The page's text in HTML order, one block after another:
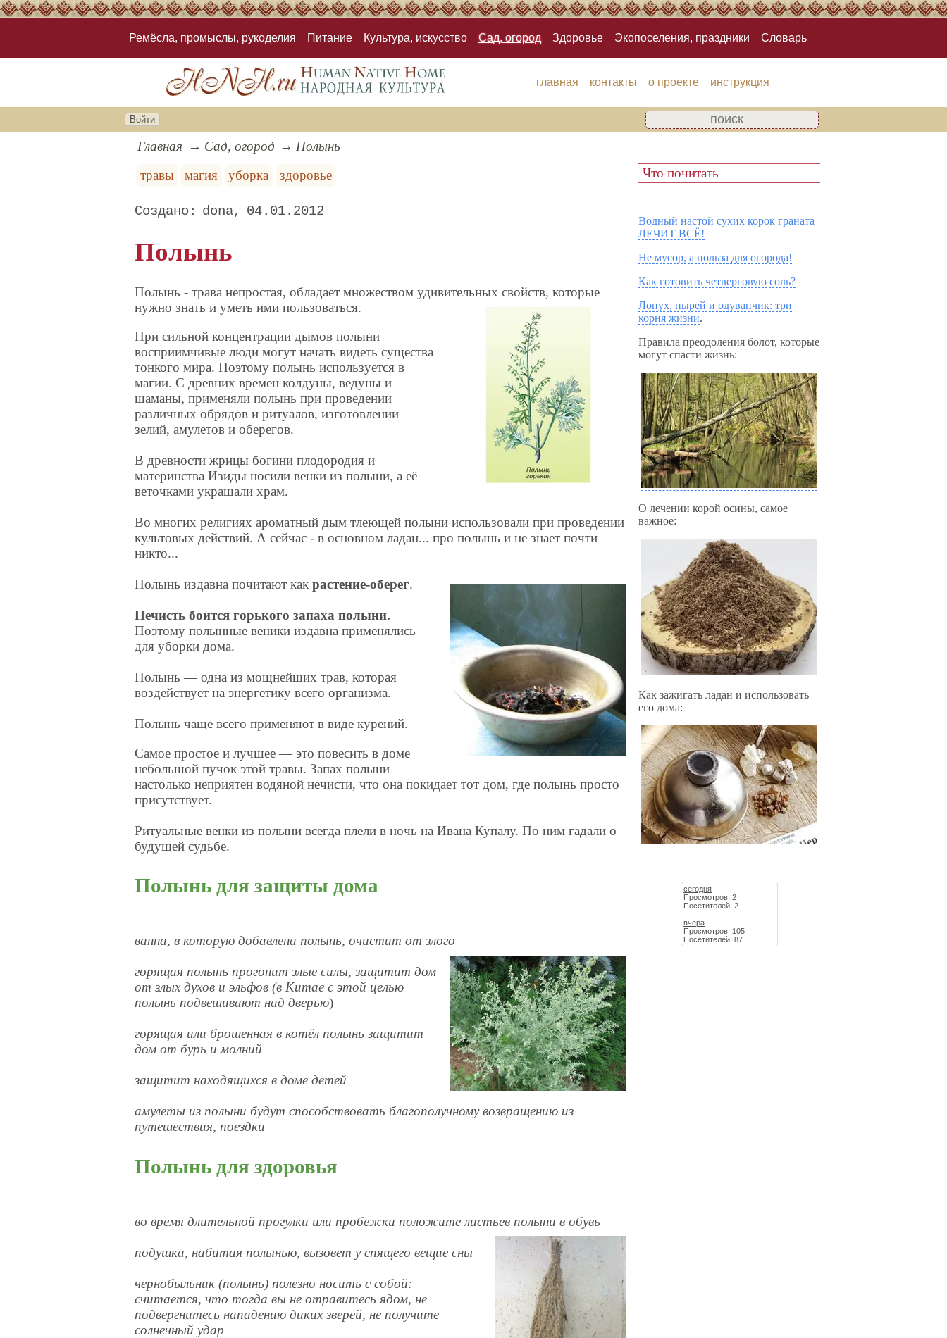
Ремёсла, промыслы, рукоделия Питание Культура, искусство Сад, огород Здоровье Экопоселения, праздники Словарь
главная контакты о проекте инструкция
Войти
Главная Сад, огород
Полынь
травы
магия уборка здоровье
dona 04.01.2012
Полынь
Полынь - трава непростая, обладает множеством удивительных свойств, которые
нужно знать и уметь ими пользоваться.
При сильной концентрации дымов полыни
восприимчивые люди могут начать видеть существа
тонкого мира. Поэтому полынь используется в
магии. С древних времен колдуны, ведуны и
шаманы, применяли полынь при проведении
различных обрядов и ритуалов, изготовлении
зелий, амулетов и оберегов.
В древности жрицы богини плодородия и
материнства Изиды носили венки из полыни, а её
веточками украшали храм.
Во многих религиях ароматный дым тлеющей полыни использовали при проведении
культовых действий. А сейчас - в основном ладан... про полынь и не знает почти
никто...
Полынь издавна почитают какрастение-оберег.
Нечисть боится горького запаха полыни.
Поэтому полынные веники издавна применялись
для уборки дома.
Полынь — одна из мощнейших трав, которая
воздействует на энергетику всего организма.
Полынь чаще всего применяют в виде курений.
Самое простое и лучшее — это повесить в доме
небольшой пучок этой травы. Запах полыни
настолько неприятен водяной нечисти, что она покидает тот дом, где полынь просто
присутствует.
Ритуальные венки из полыни всегда плели в ночь на Ивана Купалу. По ним гадали о
будущей судьбе.
Полынь для защиты дома
ванна, в которую добавлена полынь, очистит от злого
горящая полынь прогонит злые силы, защитит дом
от злых духов и эльфов (в Китае с этой целью
полынь подвешивают над дверью)
горящая или брошенная в котёл полынь защитит
дом от бурь и молний
защитит находящихся в доме детей
амулеты из полыни будут способствовать благополучному возвращению из
путешествия, поездки
Полынь для здоровья
во время длительной прогулки или пробежки положите листьев полыни в обувь
подушка, набитая полынью, вызовет у спящего вещие сны
чернобыльник (полынь) полезно носить с собой:
считается, что тогда вы не отравитесь ядом, не
подвергнитесь нападению диких зверей, не получите
солнечный удар
Что почитать
Водный настой сухих корок граната
ЛЕЧИТ ВСЁ!
Не мусор, а польза для огорода!
Как готовить четверговую соль?
Лопух, пырей и одуванчик: три
корня жизни.
Правила преодоления болот, которые
могут спасти жизнь:
О лечении корой осины, самое
важное:
Как зажигать ладан и использовать
его дома:
сегодня
Просмотров: 2
Посетителей: 2
вчера
Просмотров: 105
Посетителей: 87